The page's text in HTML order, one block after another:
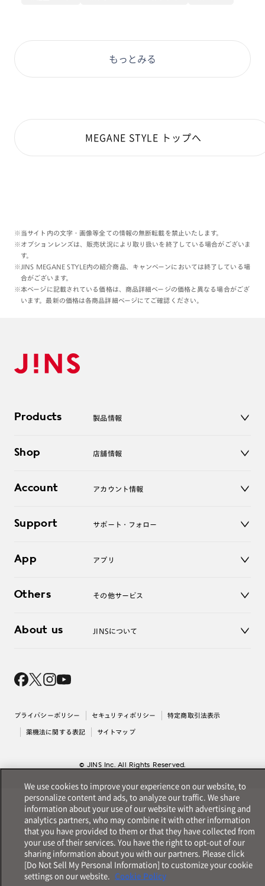
もっとみる
MEGANE STYLE トップへ
※当サイト内の文字・画像等全ての情報の無断転載を禁止いたします。
※オプションレンズは、販売状況により取り扱いを終了している場合がございま
す。
※JINS MEGANE STYLE内の紹介商品、キャンペーンにおいては終了している場
合がございます。
※本ページに記載されている価格は、商品詳細ページの価格と異なる場合がござ
います。最新の価格は各商品詳細ページにてご確認ください。
Products 製品情報
サングラス
コンタクトレンズ
アクセサリー
Shop 店舗情報
オンラインショップ
Account アカウント情報
ログアウト
Support サポート・フォロー
よくあるご質問
お問い合わせ
App アプリ
Others その他サービス
レンズ交換
About us JINSについて
採用情報
出店について
プライバシーポリシー セキュリティポリシー 特定商取引法表示
薬機法に関する表記 サイトマップ
© JINS Inc. All Rights Reserved.
We use cookies to improve your experience on our website, to
personalize content and ads, to analyze our traffic. We share
information about your use of our website with advertising and
analytics partners, who may combine it with other information
that you have provided to them or that they have collected from
your use of their services. You have the right to opt-out of our
sharing information about you with our partners. Please click
[Do Not Sell My Personal Information] to customize your cookie
settings on our website. Cookie Policy